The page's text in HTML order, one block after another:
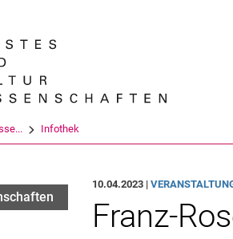
Infothek
10.04.2023 |
Franz-